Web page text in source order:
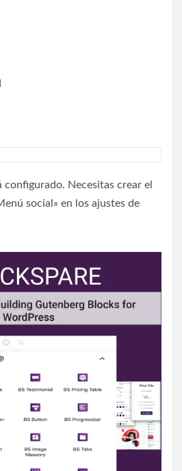
configurado. Necesitas crear el
social» en los ajustes de